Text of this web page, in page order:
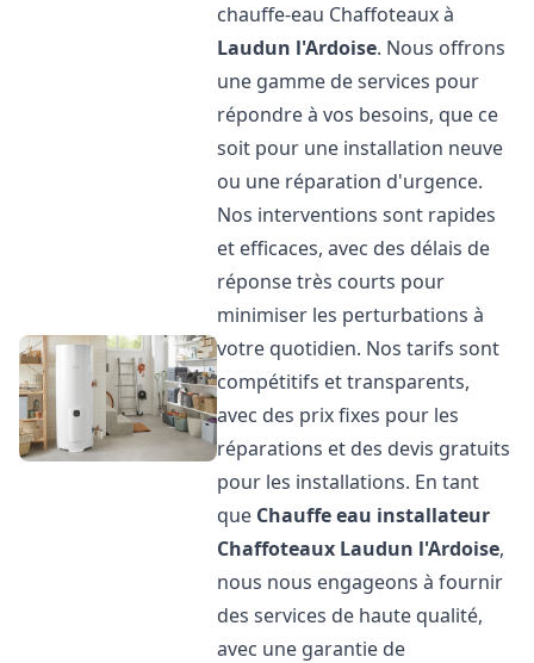
chauffe-eau Chaffoteaux à
Laudun l'Ardoise. Nous offrons
une gamme de services pour
répondre à vos besoins, que ce
soit pour une installation neuve
ou une réparation d'urgence.
Nos interventions sont rapides
et efficaces, avec des délais de
réponse très courts pour
minimiser les perturbations à
votre quotidien. Nos tarifs sont
compétitifs et transparents,
avec des prix fixes pour les
réparations et des devis gratuits
pour les installations. En tant
que Chauffe eau installateur
Chaffoteaux Laudun l'Ardoise,
nous nous engageons à fournir
des services de haute qualité,
avec une garantie de